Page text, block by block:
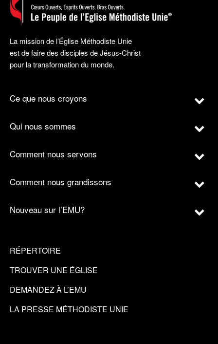
La mission de l’Église Méthodiste Unie
est de faire des disciples de Jésus-Christ
pour la transformation du monde.
Ce que nous croyons
Qui nous sommes
Comment nous servons
Comment nous grandissons
Nouveau sur l’EMU?
RÉPERTOIRE
TROUVER UNE ÉGLISE
DEMANDEZ À L’EMU
LA PRESSE MÉTHODISTE UNIE